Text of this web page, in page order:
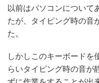
以前はパソコンについて
たが、タイピング時の音
た。
しかしこのキーボードを
らいタイピング時の音が